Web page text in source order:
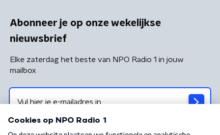
Abonneer je op onze wekelijkse
nieuwsbrief
Elke zaterdag het beste van NPO Radio 1 in jouw
mailbox